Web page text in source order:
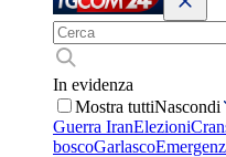
In evidenza
Mostra tuttiNascondi
Guerra IranElezioni
boscoGarlasco